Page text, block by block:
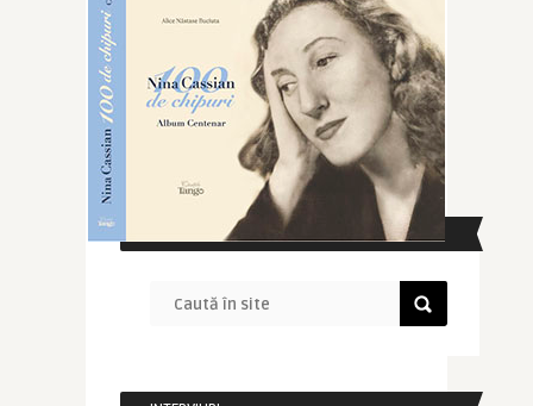
CAUTĂ ÎN SITE